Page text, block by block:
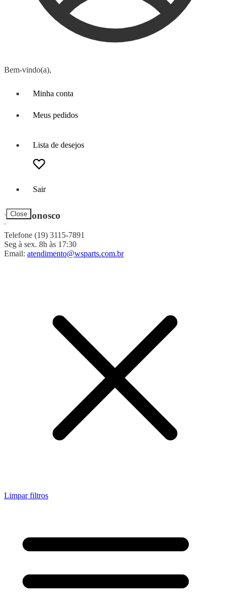
Bem-vindo(a),
Minha conta
Meus pedidos
Lista de desejos
Sair
Close
Fale Conosco
Telefone (19) 3115-7891
Seg à sex. 8h às 17:30
Email: atendimento@wsparts.com.br
Limpar filtros